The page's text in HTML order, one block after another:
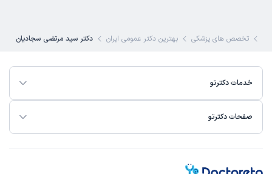
تخصص های پزشکی بهترین دکتر عمومی ایران دکتر سید مرتضی سجادیان
خدمات دکترتو
صفحات دکترتو